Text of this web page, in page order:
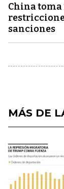
China toma
sanciones
MÁS DE